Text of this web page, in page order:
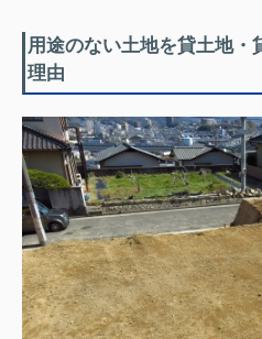
用途のない土地を貸土地・
理由